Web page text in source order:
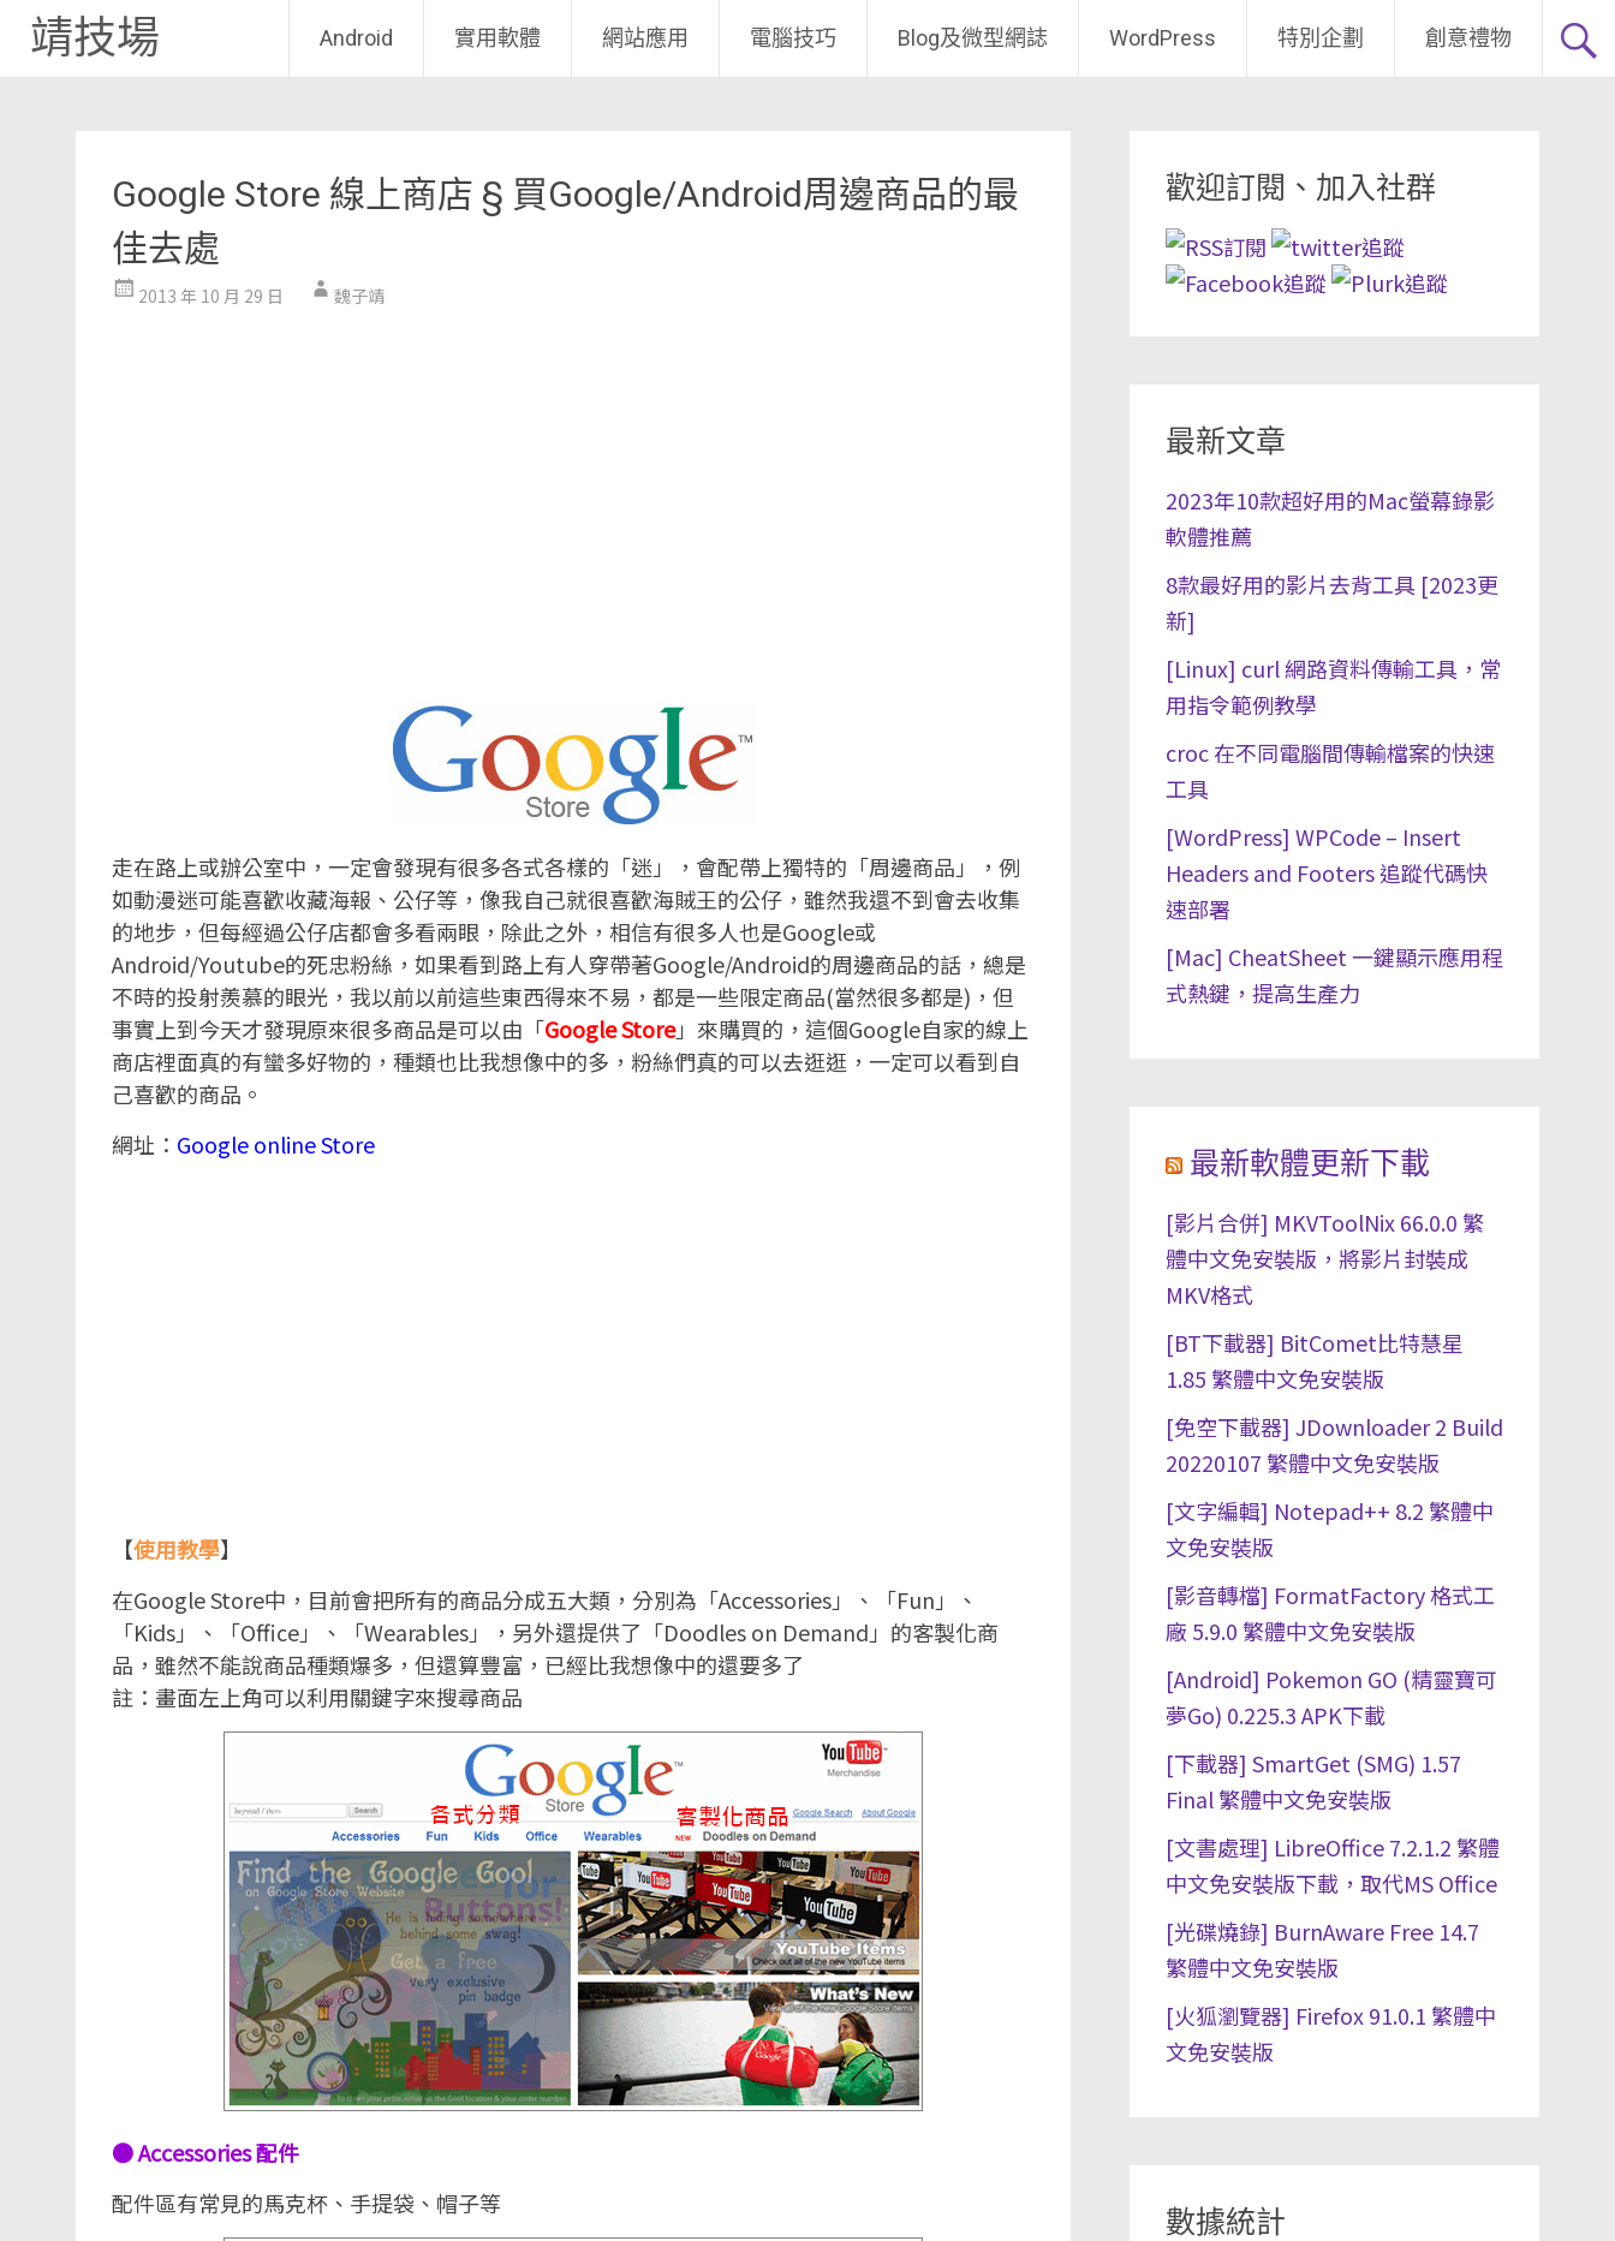
靖技場 Android 實用軟體 網站應用 電腦技巧 Blog及微型網誌 WordPress 特別企劃 創意禮物
Google Store 線上商店 § 買Google/Android周邊商品的最
佳去處
2013 年 10 月 29 日 魏子靖
走在路上或辦公室中，一定會發現有很多各式各樣的「迷」，會配帶上獨特的「周邊商品」，例
如動漫迷可能喜歡收藏海報、公仔等，像我自己就很喜歡海賊王的公仔，雖然我還不到會去收集
的地步，但每經過公仔店都會多看兩眼，除此之外，相信有很多人也是Google或
Android/Youtube的死忠粉絲，如果看到路上有人穿帶著Google/Android的周邊商品的話，總是
不時的投射羨慕的眼光，我以前以前這些東西得來不易，都是一些限定商品(當然很多都是)，但
事實上到今天才發現原來很多商品是可以由「Google Store」來購買的，這個Google自家的線上
商店裡面真的有蠻多好物的，種類也比我想像中的多，粉絲們真的可以去逛逛，一定可以看到自
己喜歡的商品。
網址： Google online Store
【使用教學】
在Google Store中，目前會把所有的商品分成五大類，分別為「Accessories」、「Fun」、
「Kids」、「Office」、「Wearables」，另外還提供了「Doodles on Demand」的客製化商
品，雖然不能說商品種類爆多，但還算豐富，已經比我想像中的還要多了
註：畫面左上角可以利用關鍵字來搜尋商品
● Accessories 配件
配件區有常見的馬克杯、手提袋、帽子等
歡迎訂閱、加入社群
最新文章
2023年10款超好用的Mac螢幕錄影
軟體推薦
8款最好用的影片去背工具 [2023更
新]
[Linux] curl 網路資料傳輸工具，常
用指令範例教學
croc 在不同電腦間傳輸檔案的快速
工具
[WordPress] WPCode – Insert
Headers and Footers 追蹤代碼快
速部署
[Mac] CheatSheet 一鍵顯示應用程
式熱鍵，提高生產力
最新軟體更新下載
[影片合併] MKVToolNix 66.0.0 繁
體中文免安裝版，將影片封裝成
MKV格式
[BT下載器] BitComet比特慧星
1.85 繁體中文免安裝版
[免空下載器] JDownloader 2 Build
20220107 繁體中文免安裝版
[文字編輯] Notepad++ 8.2 繁體中
文免安裝版
[影音轉檔] FormatFactory 格式工
廠 5.9.0 繁體中文免安裝版
[Android] Pokemon GO (精靈寶可
夢Go) 0.225.3 APK下載
[下載器] SmartGet (SMG) 1.57
Final 繁體中文免安裝版
[文書處理] LibreOffice 7.2.1.2 繁體
中文免安裝版下載，取代MS Office
[光碟燒錄] BurnAware Free 14.7
繁體中文免安裝版
[火狐瀏覽器] Firefox 91.0.1 繁體中
文免安裝版
數據統計